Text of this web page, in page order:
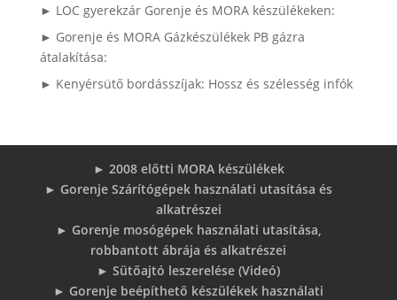
► LOC gyerekzár Gorenje és MORA készülékeken:
► Gorenje és MORA Gázkészülékek PB gázra
átalakítása:
► Kenyérsütő bordásszíjak: Hossz és szélesség infók
► 2008 előtti MORA készülékek
► Gorenje Szárítógépek használati utasítása és
alkatrészei
► Gorenje mosógépek használati utasítása,
robbantott ábrája és alkatrészei
► Sütőajtó leszerelése (Videó)
► Gorenje beépíthető készülékek használati